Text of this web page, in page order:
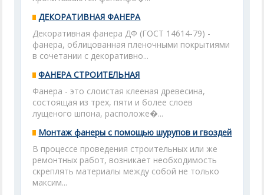
ДЕКОРАТИВНАЯ ФАНЕРА
Декоративная фанера ДФ (ГОСТ 14614-79) -
фанера, облицованная пленочными покрытиями
в сочетании с декоративно...
ФАНЕРА СТРОИТЕЛЬНАЯ
Фанера - это слоистая клееная древесина,
состоящая из трех, пяти и более слоев
лущеного шпона, расположе�...
Монтаж фанеры с помощью шурупов и гвоздей
В процессе проведения строительных или же
ремонтных работ, возникает необходимость
скреплять материалы между собой не только
максим...